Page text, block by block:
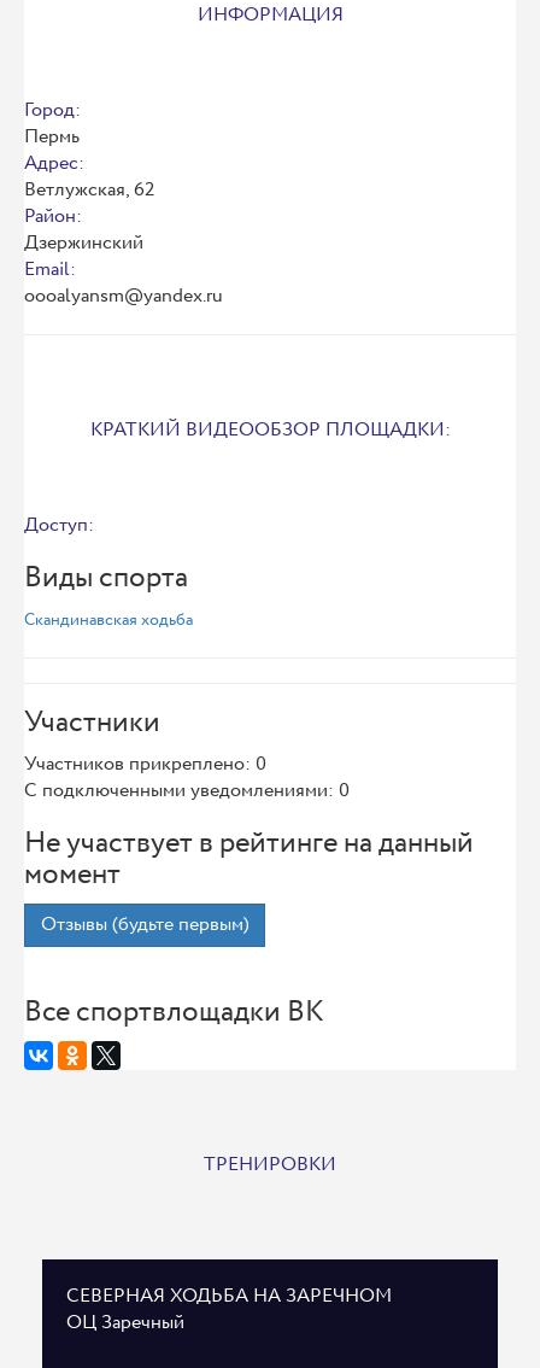
ИНФОРМАЦИЯ
Город:
Пермь
Адрес:
Ветлужская, 62
Район:
Дзержинский
Email:
oooalyansm@yandex.ru
КРАТКИЙ ВИДЕООБЗОР ПЛОЩАДКИ:
Доступ:
Виды спорта
Скандинавская ходьба
Участники
Участников прикреплено: 0
С подключенными уведомлениями: 0
Не участвует в рейтинге на данный
момент
Отзывы (будьте первым)
Все спортвлощадки ВК
ТРЕНИРОВКИ
СЕВЕРНАЯ ХОДЬБА НА ЗАРЕЧНОМ
ОЦ Заречный